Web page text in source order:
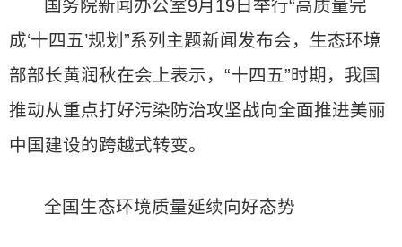
国务院新闻办公室9月19日举行“高质量完
成‘十四五’规划”系列主题新闻发布会，生态环境
部部长黄润秋在会上表示，“十四五”时期，我国
推动从重点打好污染防治攻坚战向全面推进美丽
中国建设的跨越式转变。
全国生态环境质量延续向好态势